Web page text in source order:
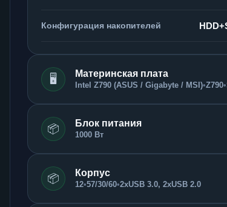
Конфигурация накопителей
🖥️ Материнская плата
Intel Z790 (ASUS / Gigabyte / MSI)•Z790•
📦 Блок питания
1000 Вт
📦 Корпус
12•57/30/60•2xUSB 3.0, 2xUSB 2.0